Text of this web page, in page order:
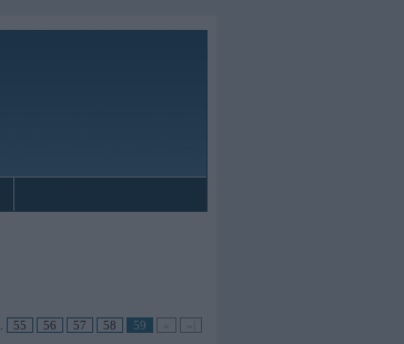
55 56 57 58 59